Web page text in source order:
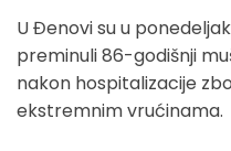
U Đenovi su u
preminuli 86-godišnji
nakon hospitalizacije
ekstremnim vrućinama.